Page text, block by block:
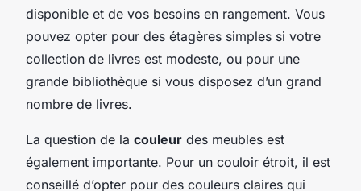
disponible et de vos besoins en rangement. Vous
pouvez opter pour des étagères simples si votre
collection de livres est modeste, ou pour une
grande bibliothèque si vous disposez d’un grand
nombre de livres.
La question de la couleur des meubles est
également importante. Pour un couloir étroit, il est
conseillé d’opter pour des couleurs claires qui